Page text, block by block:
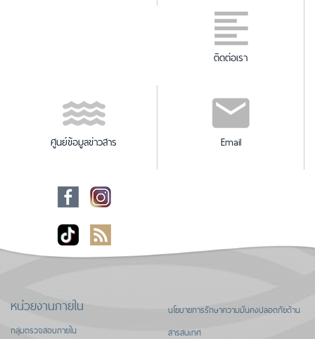
ติดต่อเรา
ศูนย์ข้อมูลข่าวสาร Email
หน่วยงานภายใน
กลุ่มตรวจสอบภายใน
นโยบายการรักษาความมั่นคงปลอดภัยด้าน
สารสนเทศ